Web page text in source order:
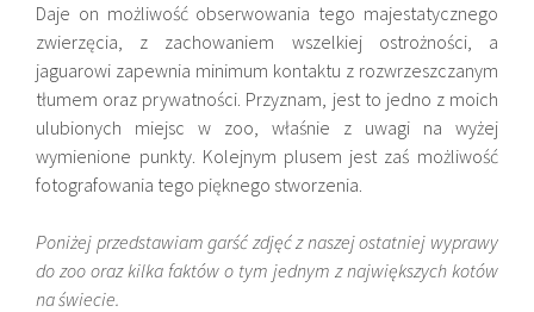
Daje on możliwość obserwowania tego majestatycznego
zwierzęcia, z zachowaniem wszelkiej ostrożności, a
jaguarowi zapewnia minimum kontaktu z rozwrzeszczanym
tłumem oraz prywatności. Przyznam, jest to jedno z moich
ulubionych miejsc w zoo, właśnie z uwagi na wyżej
wymienione punkty. Kolejnym plusem jest zaś możliwość
fotografowania tego pięknego stworzenia.
Poniżej przedstawiam garść zdjęć z naszej ostatniej wyprawy
do zoo oraz kilka faktów o tym jednym z największych kotów
na świecie.